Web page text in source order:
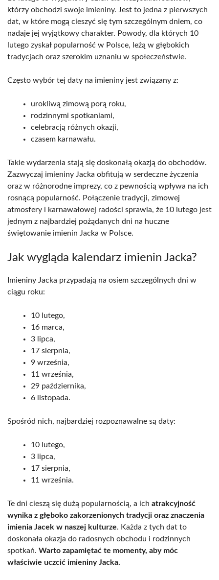
którzy obchodzi swoje imieniny. Jest to jedna z pierwszych
dat, w które mogą cieszyć się tym szczególnym dniem, co
nadaje jej wyjątkowy charakter. Powody, dla których 10
lutego zyskał popularność w Polsce, leżą w głębokich
tradycjach oraz szerokim uznaniu w społeczeństwie.
Często wybór tej daty na imieniny jest związany z:
urokliwą zimową porą roku,
rodzinnymi spotkaniami,
celebracją różnych okazji,
czasem karnawału.
Takie wydarzenia stają się doskonałą okazją do obchodów.
Zazwyczaj imieniny Jacka obfitują w serdeczne życzenia
oraz w różnorodne imprezy, co z pewnością wpływa na ich
rosnącą popularność. Połączenie tradycji, zimowej
atmosfery i karnawałowej radości sprawia, że 10 lutego jest
jednym z najbardziej pożądanych dni na huczne
świętowanie imienin Jacka w Polsce.
Jak wygląda kalendarz imienin Jacka?
Imieniny Jacka przypadają na osiem szczególnych dni w
ciągu roku:
10 lutego,
16 marca,
3 lipca,
17 sierpnia,
9 września,
11 września,
29 października,
6 listopada.
Spośród nich, najbardziej rozpoznawalne są daty:
10 lutego,
3 lipca,
17 sierpnia,
11 września.
Te dni cieszą się dużą popularnością, a ich atrakcyjność
wynika z głęboko zakorzenionych tradycji oraz znaczenia
imienia Jacek w naszej kulturze. Każda z tych dat to
doskonała okazja do radosnych obchodu i rodzinnych
spotkań. Warto zapamiętać te momenty, aby móc
właściwie uczcić imieniny Jacka.